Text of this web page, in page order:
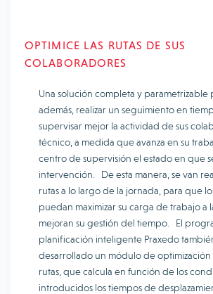
OPTIMICE LAS RUTAS DE SUS
COLABORADORES
Una solución completa y parametrizable
además, realizar un seguimiento en
supervisar mejor la actividad de sus
técnico, a medida que avanza en su
centro de supervisión el estado en que
intervención. De esta manera, se van
rutas a lo largo de la jornada, para que
puedan maximizar su carga de trabajo a
mejoran su gestión del tiempo. El
planificación inteligente Praxedo
desarrollado un módulo de
rutas, que calcula en función de los
introducidos los tiempos de